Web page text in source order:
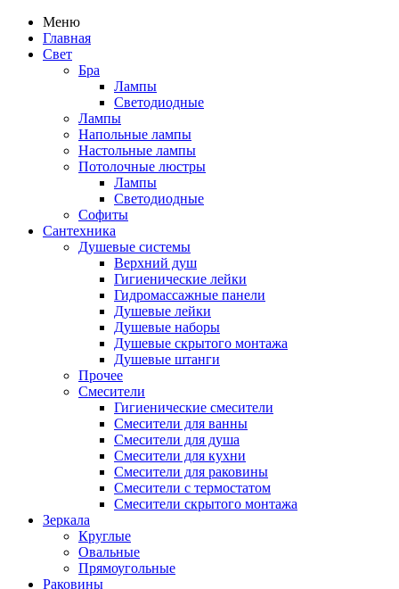
Меню
Главная
Свет
Бра
Лампы
Светодиодные
Лампы
Напольные лампы
Настольные лампы
Потолочные люстры
Лампы
Светодиодные
Софиты
Сантехника
Душевые системы
Верхний душ
Гигиенические лейки
Гидромассажные панели
Душевые лейки
Душевые наборы
Душевые скрытого монтажа
Душевые штанги
Прочее
Смесители
Гигиенические смесители
Смесители для ванны
Смесители для душа
Смесители для кухни
Смесители для раковины
Смесители с термостатом
Смесители скрытого монтажа
Зеркала
Круглые
Овальные
Прямоугольные
Раковины